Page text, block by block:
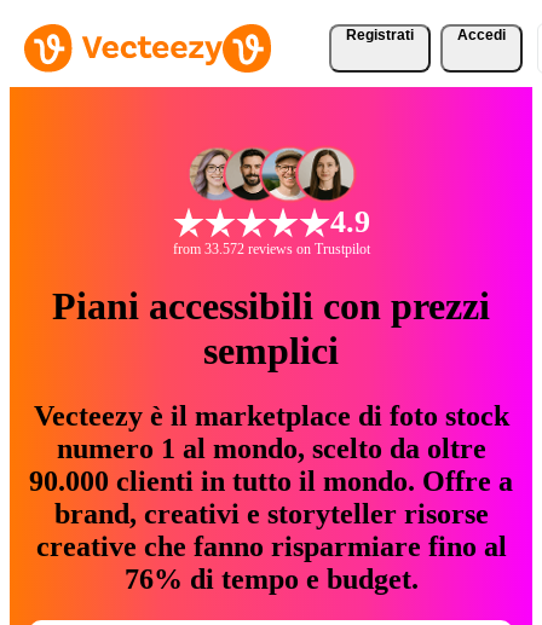
Registrati Accedi
4.9
from 33.572 reviews on Trustpilot
Piani accessibili con prezzi
semplici
Vecteezy è il marketplace di foto stock
numero 1 al mondo, scelto da oltre
90.000 clienti in tutto il mondo. Offre a
brand, creativi e storyteller risorse
creative che fanno risparmiare fino al
76% di tempo e budget.